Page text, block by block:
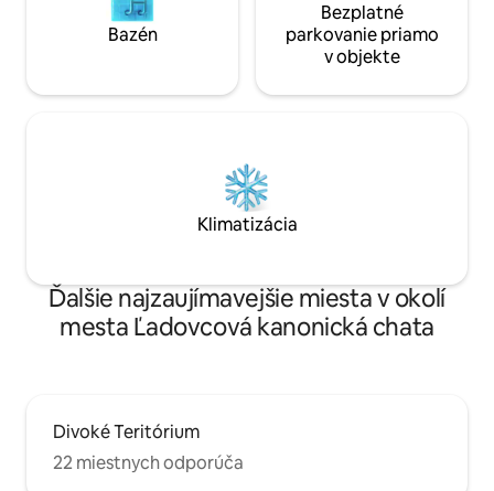
Bazén
Bezplatné
parkovanie priamo
v objekte
Klimatizácia
Ďalšie najzaujímavejšie miesta v okolí
mesta Ľadovcová kanonická chata
Divoké Teritórium
22 miestnych odporúča